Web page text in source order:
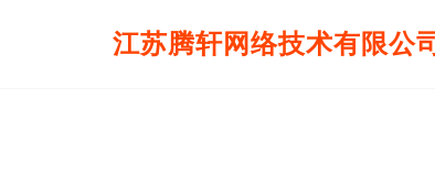
江苏腾轩网络技术有限公